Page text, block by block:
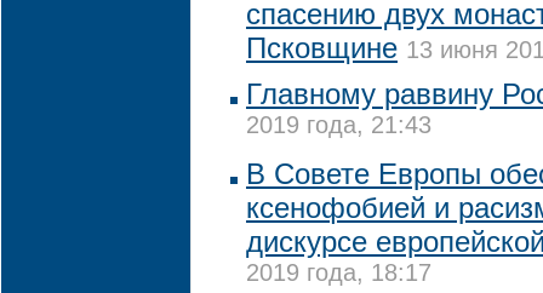
спасению двух
Псковщине 13 июня
Главному раввину
2019 года, 21:43
В Совете Европы
ксенофобией и
дискурсе
2019 года, 18:17